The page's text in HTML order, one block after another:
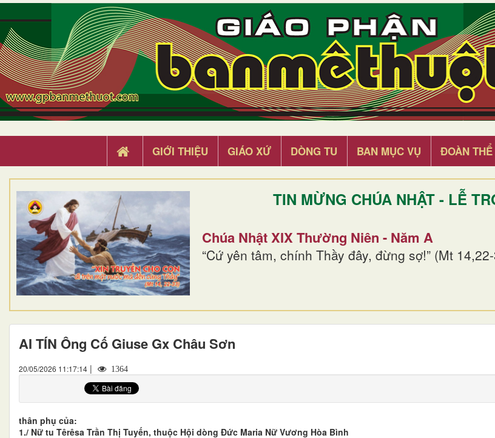
GIỚI THIỆU GIÁO XỨ DÒNG TU BAN MỤC VỤ ĐOÀN THỂ
TIN MỪNG CHÚA NHẬT - LỄ
Chúa Nhật XIX Thường Niên - Năm A
“Cứ yên tâm, chính Thầy đây, đừng sợ!” (Mt
AI TÍN Ông Cố Giuse Gx Châu Sơn
20/05/2026 11:17:14 | 1364
thân phụ của:
1./ Nữ tu Têrêsa Trần Thị Tuyến, thuộc Hội dòng Đức Maria Nữ Vương Hòa Bình